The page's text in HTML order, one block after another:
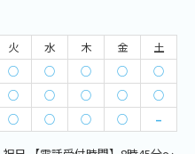
火 水 木 金
土
○ ○ ○ ○
○
○ ○ ○ ○
○
○ ○ ○ ○ –